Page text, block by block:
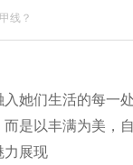
线？
入她们生活的每
是以丰满为美，
力展现